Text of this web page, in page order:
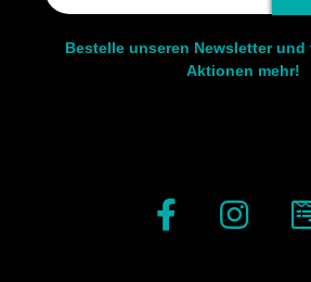
Bestelle unseren Newsletter und
Aktionen mehr!